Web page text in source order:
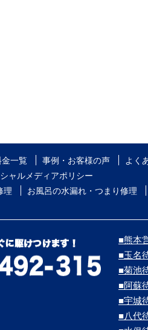
金一覧 事例・お客様の声 よく
ャルメディアポリシー
理 お風呂の水漏れ・つまり修理
■熊本
■玉名
■菊池
■阿蘇
■宇城
■八代